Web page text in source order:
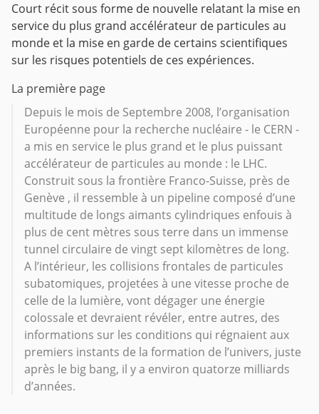
Court récit sous forme de nouvelle relatant la mise en
service du plus grand accélérateur de particules au
monde et la mise en garde de certains scientifiques
sur les risques potentiels de ces expériences.
La première page
Depuis le mois de Septembre 2008, l’organisation
Européenne pour la recherche nucléaire - le CERN -
a mis en service le plus grand et le plus puissant
accélérateur de particules au monde : le LHC.
Construit sous la frontière Franco-Suisse, près de
Genève , il ressemble à un pipeline composé d’une
multitude de longs aimants cylindriques enfouis à
plus de cent mètres sous terre dans un immense
tunnel circulaire de vingt sept kilomètres de long.
A l’intérieur, les collisions frontales de particules
subatomiques, projetées à une vitesse proche de
celle de la lumière, vont dégager une énergie
colossale et devraient révéler, entre autres, des
informations sur les conditions qui régnaient aux
premiers instants de la formation de l’univers, juste
après le big bang, il y a environ quatorze milliards
d’années.